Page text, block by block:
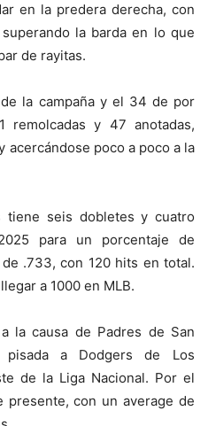
en la predera derecha, con
la barda en lo que
de rayitas.
la campaña y el 34 de por
remolcadas y 47 anotadas,
acercándose poco a poco a la
tiene seis dobletes y cuatro
para un porcentaje de
.733, con 120 hits en total.
a 1000 en MLB.
la causa de Padres de San
a
Dodgers de Los
de la Liga Nacional. Por el
presente, con un average de